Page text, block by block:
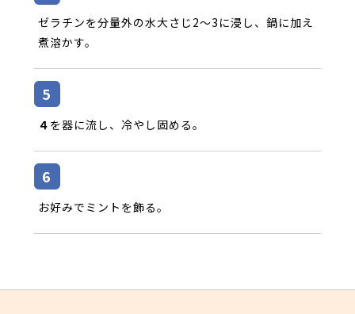
ゼラチンを分量外の水大さじ2～3に浸し、鍋に加え
煮溶かす。
４ を器に流し、冷やし固める。
お好みでミントを飾る。